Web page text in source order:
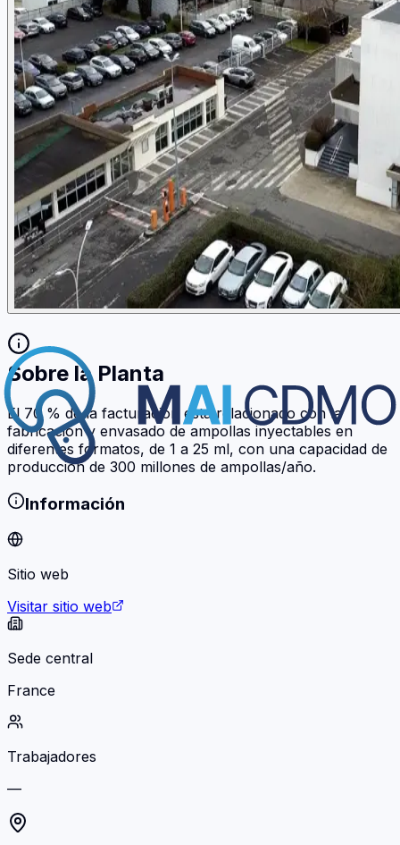
Sobre la Planta
El 70 % de la facturación está relacionado con la
fabricación y envasado de ampollas inyectables en
diferentes formatos, de 1 a 25 ml, con una capacidad de
producción de 300 millones de ampollas/año.
Información
Sitio web
Visitar sitio web
Sede central
France
Trabajadores
—